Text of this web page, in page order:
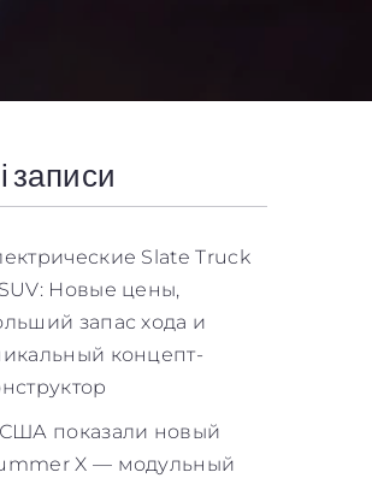
записи
Slate Truck
Новые цены,
запас хода и
концепт-
показали новый
X — модульный